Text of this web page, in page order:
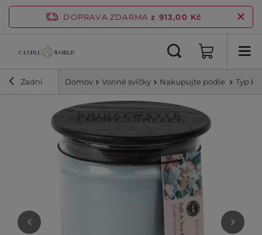
DOPRAVA ZDARMA z 913,00 Kč
Zadní Domov Vonné svíčky Nakupujte podle Typ